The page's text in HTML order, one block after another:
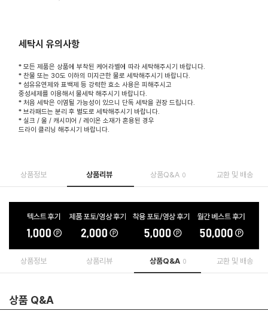
세탁시 유의사항
* 모든 제품은 상품에 부착된 케어라벨에 따라 세탁해주시기 바랍니다.
* 찬물 또는 30도 이하의 미지근한 물로 세탁해주시기 바랍니다.
* 섬유유연제와 표백제 등 강력한 효소 사용은 피해주시고
중성세제를 이용해서 물세탁 해주시기 바랍니다.
* 처음 세탁은 이염될 가능성이 있으니 단독 세탁을 권장 드립니다.
* 브라패드는 분리 후 별도로 세탁해주시기 바랍니다.
* 실크 / 울 / 캐시미어 / 레이온 소재가 혼용된 경우
드라이 클리닝 해주시기 바랍니다.
상품정보 상품리뷰 상품Q&A 0 교환 및 배송
상품정보 상품리뷰 상품Q&A 0 교환 및 배송
상품 Q&A